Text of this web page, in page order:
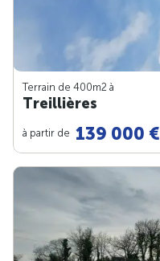
Terrain de 400m2 à
Treillières
à partir de 139 000 €